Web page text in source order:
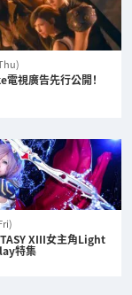
視廣告先行公開！
XIII女主角Light
特集